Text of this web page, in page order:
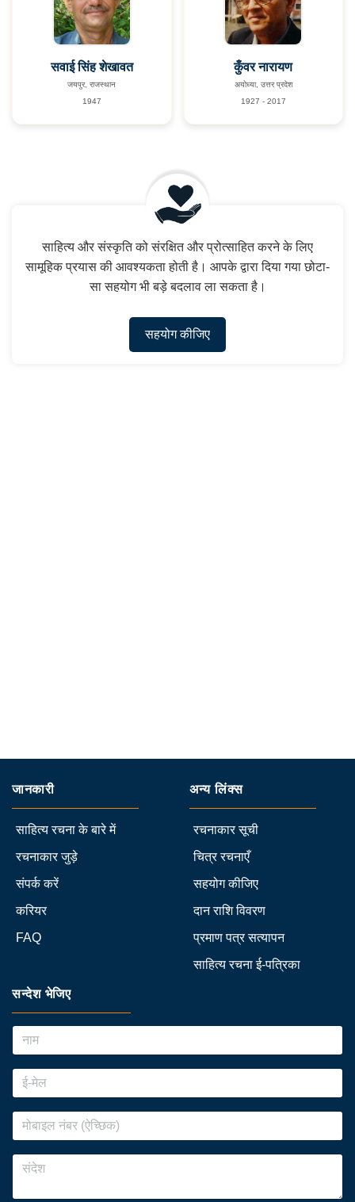
सवाई सिंह शेखावत
जयपुर, राजस्थान
1947
कुँवर नारायण
अयोध्या, उत्तर प्रदेश
1927 - 2017
साहित्य और संस्कृति को संरक्षित और प्रोत्साहित करने के लिए
सामूहिक प्रयास की आवश्यकता होती है। आपके द्वारा दिया गया छोटा-
सा सहयोग भी बड़े बदलाव ला सकता है।
सहयोग कीजिए
जानकारी
साहित्य रचना के बारे में
रचनाकार जुड़े
संपर्क करें
करियर
FAQ
अन्य लिंक्स
रचनाकार सूची
चित्र रचनाएँ
सहयोग कीजिए
दान राशि विवरण
प्रमाण पत्र सत्यापन
साहित्य रचना ई-पत्रिका
सन्देश भेजिए